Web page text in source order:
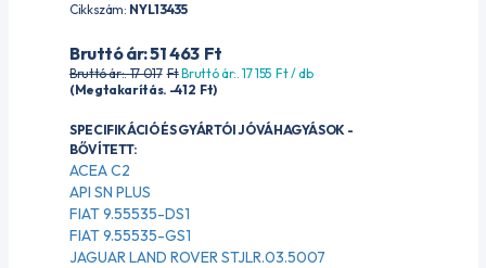
Cikkszám: NYL13435
Bruttó ár: 51 463 Ft
Bruttó ár:. 17 017 FtBruttó ár:. 17 155 Ft/ db
(Megtakarítás. -412 Ft)
SPECIFIKÁCIÓ ÉS GYÁRTÓI JÓVÁHAGYÁSOK -
BŐVÍTETT:
ACEA C2
API SN PLUS
FIAT 9.55535-DS1
FIAT 9.55535-GS1
JAGUAR LAND ROVER STJLR.03.5007